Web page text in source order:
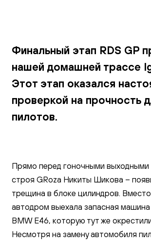
Финальный этап RDS GP
нашей домашней трассе
Этот этап оказался
проверкой на прочность
пилотов.
Прямо перед гоночными выходными
строя GRoza Никиты Шикова –
трещина в блоке цилиндров.
автодром выехала запасная
BMW E46, которую тут же
Несмотря на замену автомобиля